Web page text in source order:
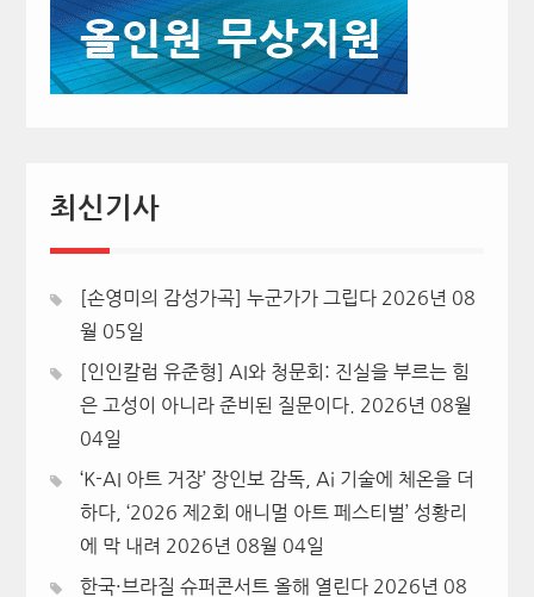
최신기사
[손영미의 감성가곡] 누군가가 그립다 2026년 08
월 05일
[인인칼럼 유준형] AI와 청문회: 진실을 부르는 힘
은 고성이 아니라 준비된 질문이다.
2026년 08월
04일
‘K-AI 아트 거장’ 장인보 감독, Ai 기술에 체온을 더
하다, ‘2026 제2회 애니멀 아트 페스티벌’ 성황리
에 막 내려 2026년 08월 04일
한국·브라질 슈퍼콘서트 올해 열린다 2026년 08